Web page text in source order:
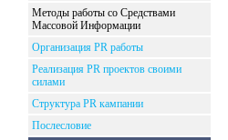
Методы работы со Средствами
Массовой Информации
Организация PR работы
Реализация PR проектов своими
силами
Структура PR кампании
Послесловие